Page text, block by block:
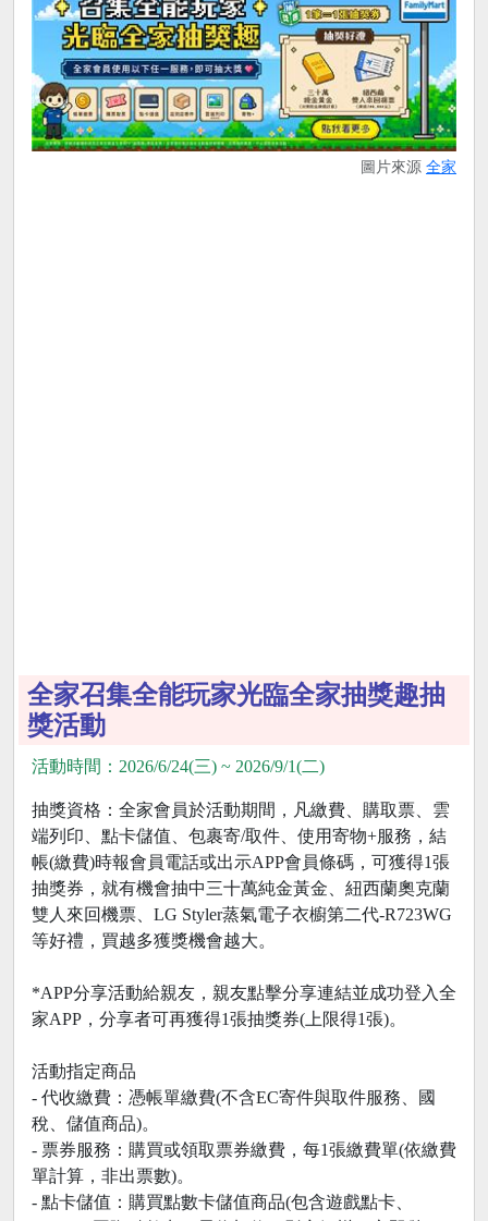
圖片來源 全家
全家召集全能玩家光臨全家抽獎趣抽
獎活動
活動時間：2026/6/24(三) ~ 2026/9/1(二)
抽獎資格：全家會員於活動期間，凡繳費、購取票、雲
端列印、點卡儲值、包裹寄/取件、使用寄物+服務，結
帳(繳費)時報會員電話或出示APP會員條碼，可獲得1張
抽獎券，就有機會抽中三十萬純金黃金、紐西蘭奧克蘭
雙人來回機票、LG Styler蒸氣電子衣櫥第二代-R723WG
等好禮，買越多獲獎機會越大。
*APP分享活動給親友，親友點擊分享連結並成功登入全
家APP，分享者可再獲得1張抽獎券(上限得1張)。
活動指定商品
- 代收繳費：憑帳單繳費(不含EC寄件與取件服務、國
稅、儲值商品)。
- 票券服務：購買或領取票券繳費，每1張繳費單(依繳費
單計算，非出票數)。
- 點卡儲值：購買點數卡儲值商品(包含遊戲點卡、